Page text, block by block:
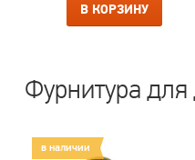
В КОРЗИНУ
Фурнитура
в наличии